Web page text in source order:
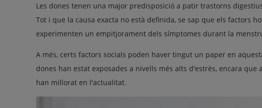
Les dones tenen una major predisposició a patir trastorns
Tot i que la causa exacta no està definida, se sap que els factors
experimenten un empitjorament dels símptomes durant la
A més, certs factors socials poden haver tingut un paper en
dones han estat exposades a nivells més alts d'estrès, encara
han millorat en l'actualitat.